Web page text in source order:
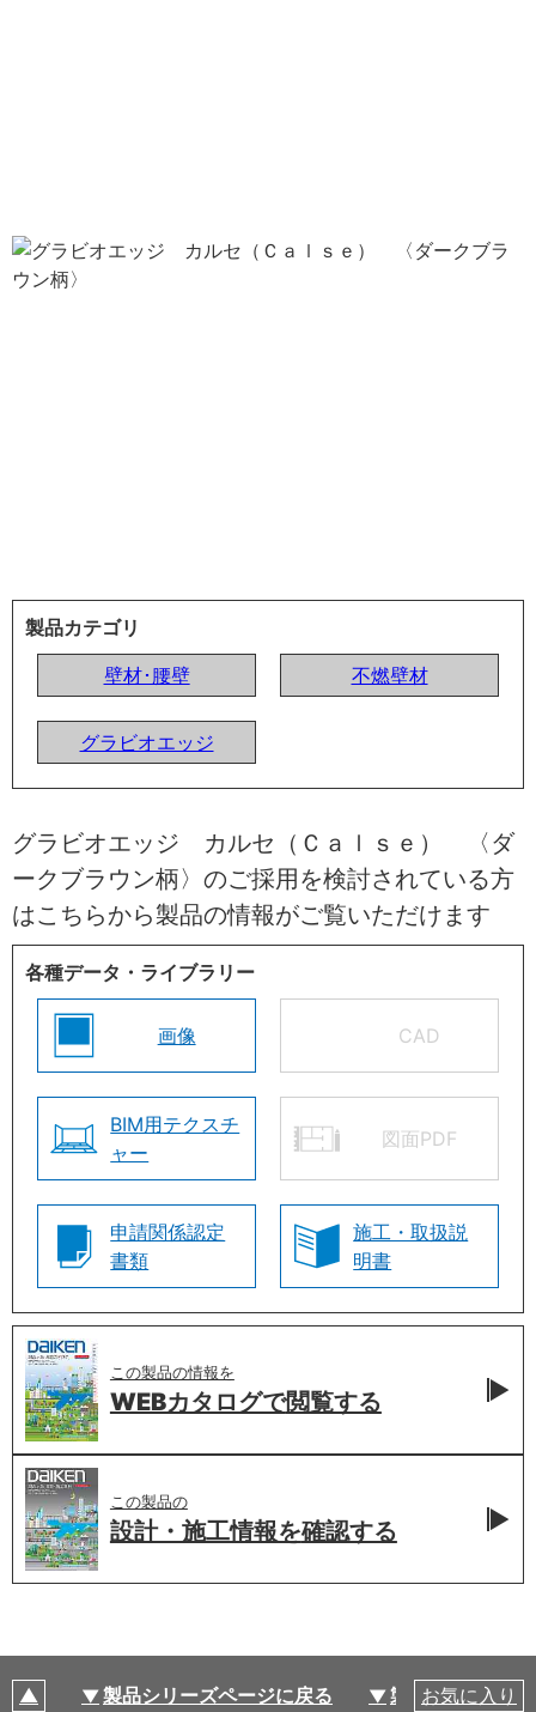
製品カテゴリ
壁材･腰壁
不燃壁材
グラビオエッジ
グラビオエッジ カルセ（Ｃａｌｓｅ） 〈ダ
ークブラウン柄〉のご採用を検討されている方
はこちらから製品の情報がご覧いただけます
各種データ・ライブラリー
画像 CAD
BIM用テクスチ
ャー
図面PDF
申請関係認定
書類
施工・取扱説
明書
この製品の情報を
WEBカタログで閲覧する
この製品の
設計・施工情報を確認する
製品シリーズページに戻る 製品仕様
お気に入り